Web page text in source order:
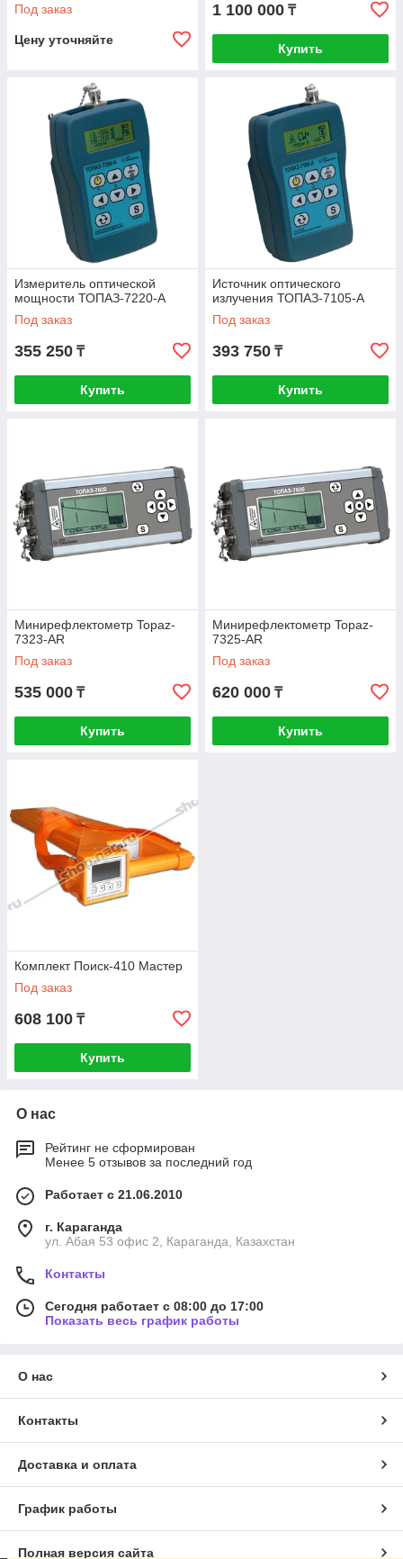
Под заказ
Цену уточняйте
1 100 000 ₸
Купить
Измеритель оптической
мощности ТОПАЗ-7220-A
Под заказ
355 250 ₸
Купить
Источник оптического
излучения ТОПАЗ-7105-A
Под заказ
393 750 ₸
Купить
Минирефлектометр Topaz-
7323-AR
Под заказ
535 000 ₸
Купить
Минирефлектометр Topaz-
7325-AR
Под заказ
620 000 ₸
Купить
Комплект Поиск-410 Мастер
Под заказ
608 100 ₸
Купить
О нас
Рейтинг не сформирован
Менее 5 отзывов за последний год
Работает с 21.06.2010
г. Караганда
ул. Абая 53 офис 2, Караганда, Казахстан
Контакты
Сегодня работает с 08:00 до 17:00
Показать весь график работы
О нас
Контакты
Доставка и оплата
График работы
Полная версия сайта